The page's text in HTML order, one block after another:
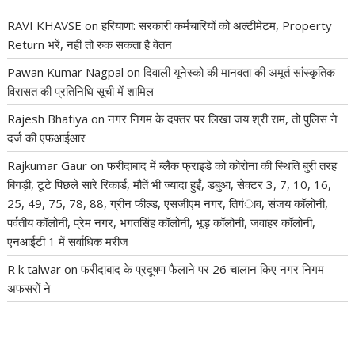
RAVI KHAVSE onहरियाणा: सरकारी कर्मचारियों को अल्टीमेटम, Property
Return भरें, नहीं तो रुक सकता है वेतन
Pawan Kumar Nagpal onदिवाली यूनेस्को की मानवता की अमूर्त सांस्कृतिक
विरासत की प्रतिनिधि सूची में शामिल
Rajesh Bhatiya onनगर निगम के दफ्तर पर लिखा जय श्री राम, तो पुलिस ने
दर्ज की एफआईआर
Rajkumar Gaur onफरीदाबाद में ब्लैक फ्राइडे को कोरोना की स्थिति बुरी तरह
बिगड़ी, टूटे पिछले सारे रिकार्ड, मौतें भी ज्यादा हुईं, डबुआ, सेक्टर 3, 7, 10, 16,
25, 49, 75, 78, 88, ग्रीन फील्ड, एसजीएम नगर, तिगंाव, संजय कॉलोनी,
पर्वतीय कॉलोनी, प्रेम नगर, भगतसिंह कॉलोनी, भूड़ कॉलोनी, जवाहर कॉलोनी,
एनआईटी 1 में सर्वाधिक मरीज
R k talwar onफरीदाबाद के प्रदूषण फैलाने पर 26 चालान किए नगर निगम
अफसरों ने